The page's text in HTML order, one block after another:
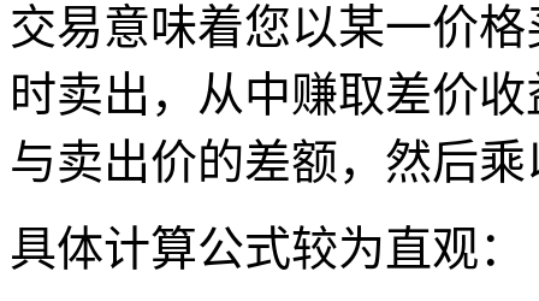
交易意味着您以某一价
时卖出，从中赚取差价
与卖出价的差额，然后
具体计算公式较为直观：